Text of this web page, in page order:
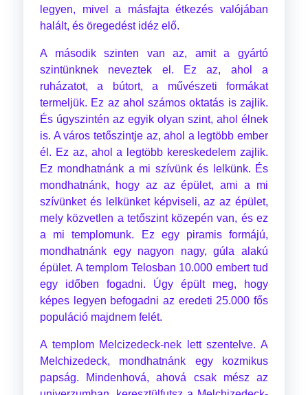
legyen, mivel a másfajta étkezés valójában
halált, és öregedést idéz elő.
A második szinten van az, amit a gyártó
szintünknek neveztek el. Ez az, ahol a
ruházatot, a bútort, a művészeti formákat
termeljük. Ez az ahol számos oktatás is zajlik.
És úgyszintén az egyik olyan szint, ahol élnek
is. A város tetőszintje az, ahol a legtöbb ember
él. Ez az, ahol a legtöbb kereskedelem zajlik.
Ez mondhatnánk a mi szívünk és lelkünk. És
mondhatnánk, hogy az az épület, ami a mi
szívünket és lelkünket képviseli, az az épület,
mely közvetlen a tetőszint közepén van, és ez
a mi templomunk. Ez egy piramis formájú,
mondhatnánk egy nagyon nagy, gúla alakú
épület. A templom Telosban 10.000 embert tud
egy időben fogadni. Úgy épült meg, hogy
képes legyen befogadni az eredeti 25.000 fős
populáció majdnem felét.
A templom Melcizedeck-nek lett szentelve. A
Melchizedeck, mondhatnánk egy kozmikus
papság. Mindenhová, ahová csak mész az